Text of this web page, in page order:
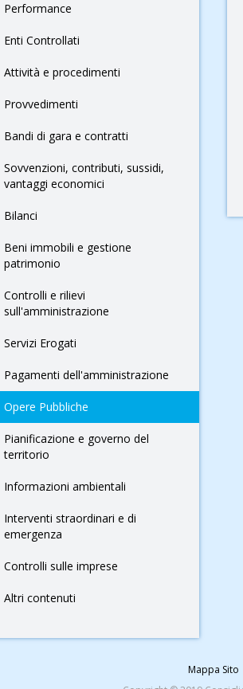
Performance
Enti Controllati
Attività e procedimenti
Provvedimenti
Bandi di gara e contratti
Sovvenzioni, contributi, sussidi,
vantaggi economici
Bilanci
Beni immobili e gestione
patrimonio
Controlli e rilievi
sull'amministrazione
Servizi Erogati
Pagamenti dell'amministrazione
Opere Pubbliche
Pianificazione e governo del
territorio
Informazioni ambientali
Interventi straordinari e di
emergenza
Controlli sulle imprese
Altri contenuti
Mappa Sito